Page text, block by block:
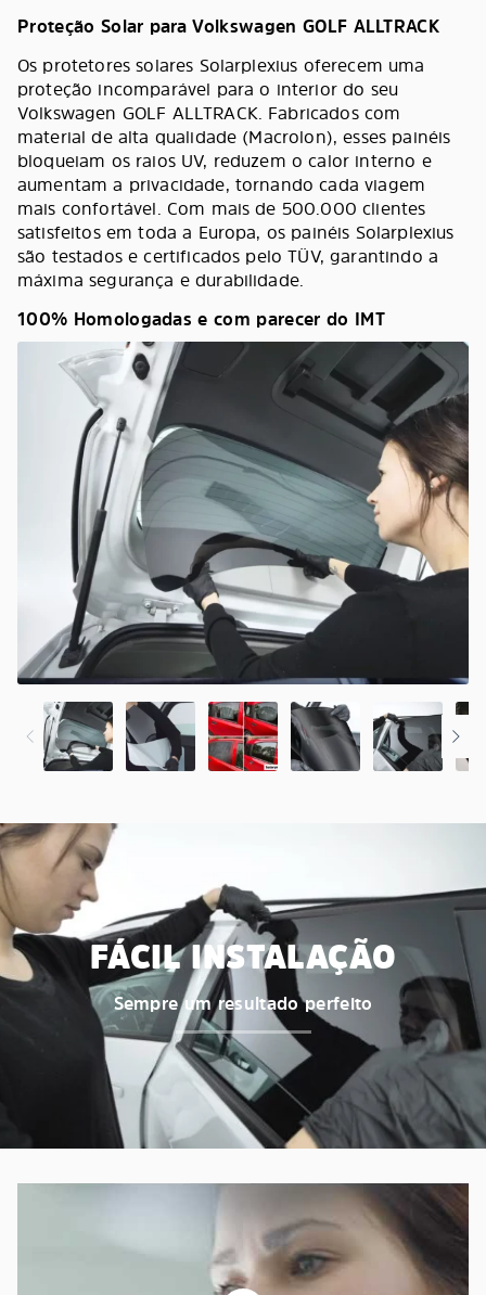
Proteção Solar para Volkswagen GOLF ALLTRACK
Os protetores solares Solarplexius oferecem uma
proteção incomparável para o interior do seu
Volkswagen GOLF ALLTRACK. Fabricados com
material de alta qualidade (Macrolon), esses painéis
bloqueiam os raios UV, reduzem o calor interno e
aumentam a privacidade, tornando cada viagem
mais confortável. Com mais de 500.000 clientes
satisfeitos em toda a Europa, os painéis Solarplexius
são testados e certificados pelo TÜV, garantindo a
máxima segurança e durabilidade.
100% Homologadas e com parecer do IMT
FÁCIL INSTALAÇÃO
Sempre um resultado perfeito